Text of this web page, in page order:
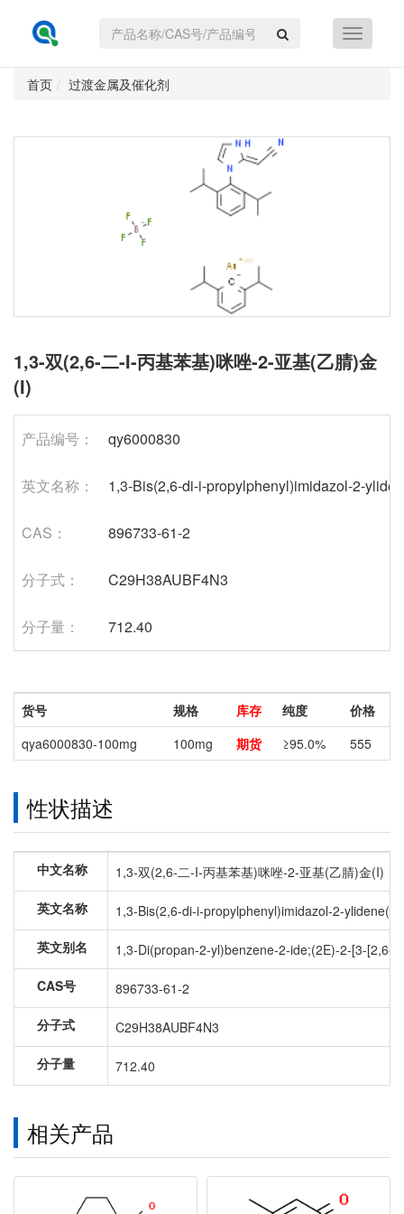
首页 过渡金属及催化剂
1,3-双(2,6-二-I-丙基苯基)咪唑-2-亚基(乙腈)金
(I)
产品编号： qy6000830
英文名称： 1,3-Bis(2,6-di-i-propylphenyl)imidazol-2-
CAS： 896733-61-2
分子式： C29H38AUBF4N3
分子量： 712.40
货号 规格 库存 纯度
价格
qya6000830-100mg
100mg 期货 ≥95.0% 555
性状描述
中文名称
1,3-双(2,6-二-I-丙基苯基)咪唑-2-亚基(乙腈)金(I)
英文名称
1,3-Bis(2,6-di-i-propylphenyl)imidazol-2-
英文别名
1,3-Di(propan-2-yl)benzene-2-ide;(2E)-2-[3-[2,6-
CAS号
896733-61-2
分子式
C29H38AUBF4N3
分子量
712.40
相关产品